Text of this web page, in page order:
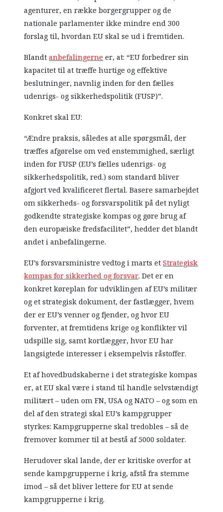
agenturer, en række borgergrupper og de
nationale parlamenter ikke mindre end 300
forslag til, hvordan EU skal se ud i fremtiden.
Blandtanbefalingerne er, at: “EU forbedrer sin
kapacitet til at træffe hurtige og effektive
beslutninger, navnlig inden for den fælles
udenrigs- og sikkerhedspolitik (FUSP)”.
Konkret skal EU:
“Ændre praksis, således at alle spørgsmål, der
træffes afgørelse om ved enstemmighed, særligt
inden for FUSP (EU’s fælles udenrigs- og
sikkerhedspolitik, red.) som standard bliver
afgjort ved kvalificeret flertal. Basere samarbejdet
om sikkerheds- og forsvarspolitik på det nyligt
godkendte strategiske kompas og gøre brug af
den europæiske fredsfacilitet”, hedder det blandt
andet i anbefalingerne.
EU’s forsvarsministre vedtog i marts etStrategisk
kompas for sikkerhed og forsvar. Det er en
konkret køreplan for udviklingen af EU’s militær
og et strategisk dokument, der fastlægger, hvem
der er EU’s venner og fjender, og hvor EU
forventer, at fremtidens krige og konflikter vil
udspille sig, samt kortlægger, hvor EU har
langsigtede interesser i eksempelvis råstoffer.
Et af hovedbudskaberne i det strategiske kompas
er, at EU skal være i stand til handle selvstændigt
militært – uden om FN, USA og NATO – og som en
del af den strategi skal EU’s kampgrupper
styrkes: Kampgrupperne skal tredobles – så de
fremover kommer til at bestå af 5000 soldater.
Herudover skal lande, der er kritiske overfor at
sende kampgrupperne i krig, afstå fra stemme
imod – så det bliver lettere for EU at sende
kampgrupperne i krig.